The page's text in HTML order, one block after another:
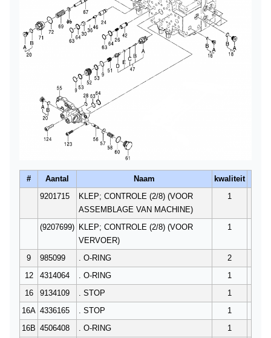
# Aantal Naam
kwaliteit
9201715
KLEP; CONTROLE (2/8) (VOOR
ASSEMBLAGE VAN MACHINE)
1
(9207699) KLEP; CONTROLE (2/8) (VOOR
VERVOER)
1
9 985099 . O-RING
2
12
4314064 . O-RING
1
16
9134109 . STOP
1
16A 4336165 . STOP
1
16B 4506408 . O-RING
1